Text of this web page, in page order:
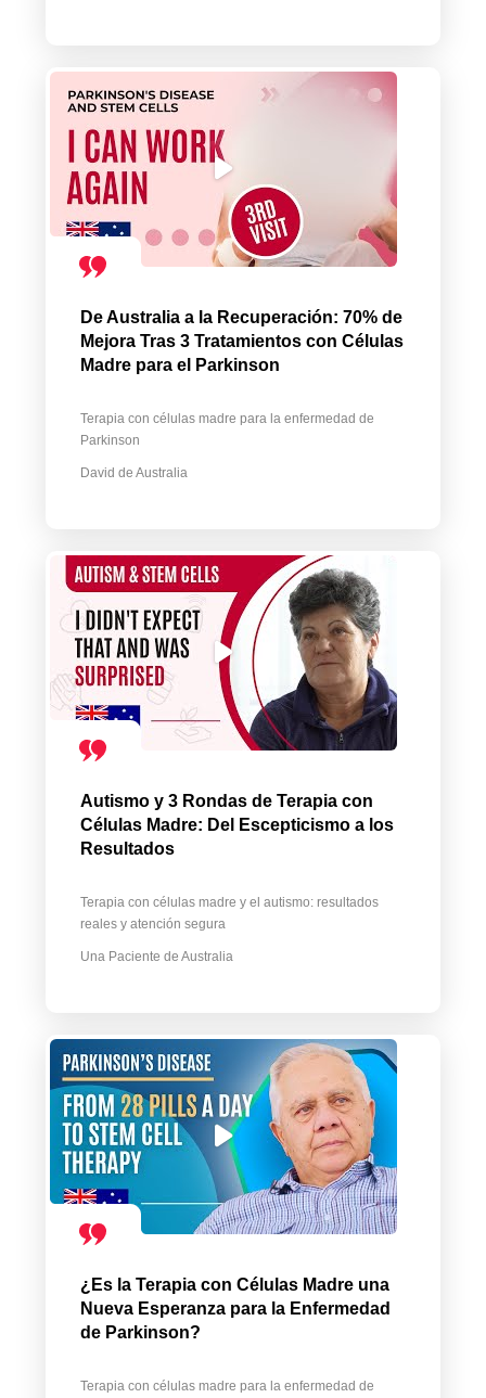
De Australia a la Recuperación: 70% de
Mejora Tras 3 Tratamientos con Células
Madre para el Parkinson
Terapia con células madre para la enfermedad de
Parkinson
David de Australia
Autismo y 3 Rondas de Terapia con
Células Madre: Del Escepticismo a los
Resultados
Terapia con células madre y el autismo: resultados
reales y atención segura
Una Paciente de Australia
¿Es la Terapia con Células Madre una
Nueva Esperanza para la Enfermedad
de Parkinson?
Terapia con células madre para la enfermedad de